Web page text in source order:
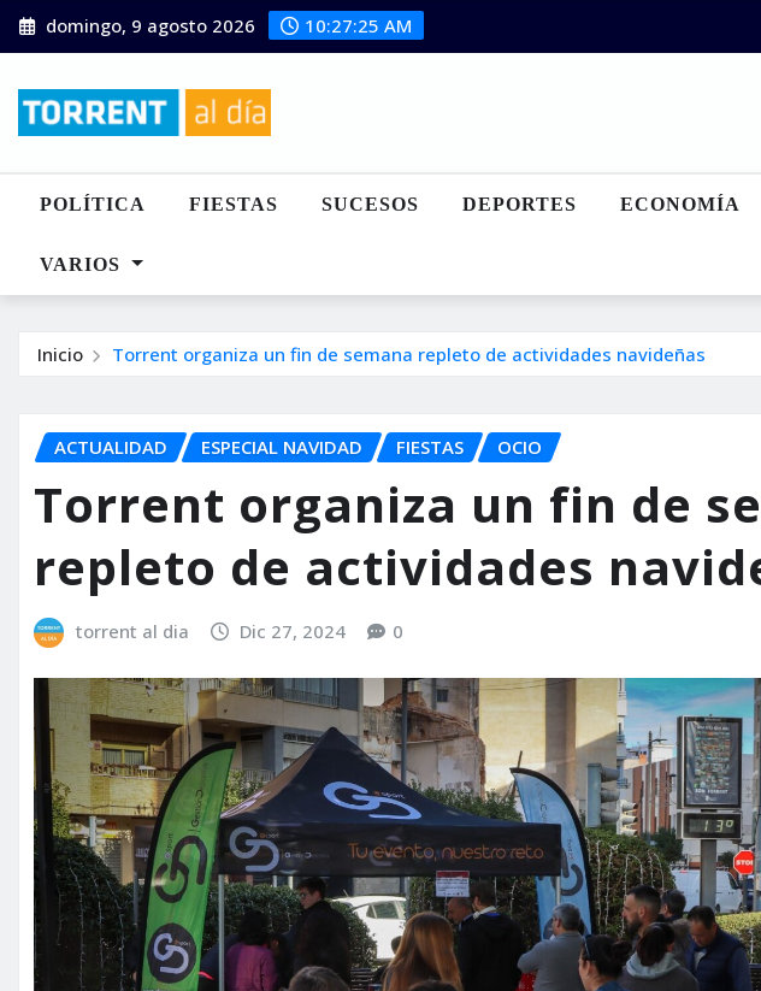
Saltar
al
domingo, 9 agosto 2026 10:27:27 AM
POLÍTICA FIESTAS SUCESOS DEPORTES ECONOMÍA
VARIOS
Inicio Torrent organiza un fin de semana repleto de actividades navideñas
ACTUALIDAD ESPECIAL NAVIDAD FIESTAS OCIO
Torrent organiza un fin de
repleto de actividades
torrent al dia Dic 27, 2024 0